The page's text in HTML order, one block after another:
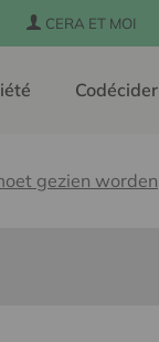
CERA ET MOI
Codécider
gezien worden